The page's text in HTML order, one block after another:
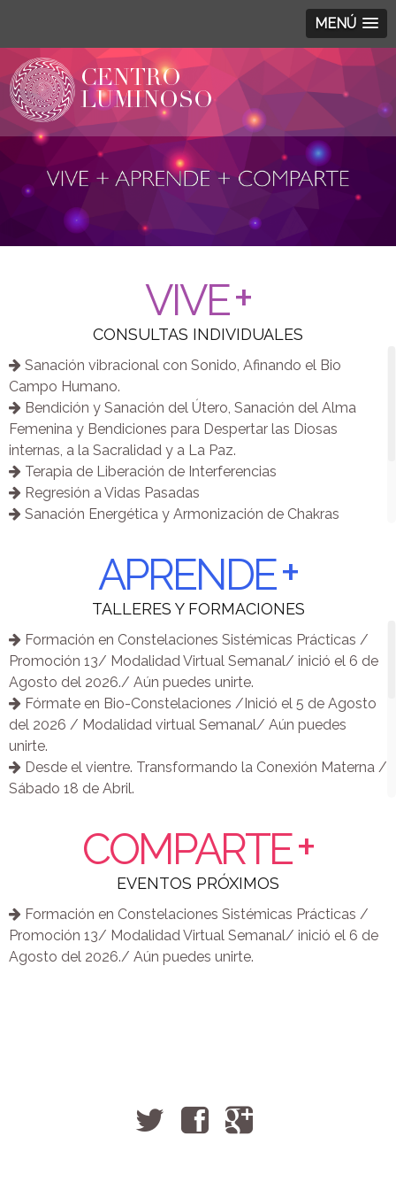
MENÚ
VIVE+
CONSULTAS INDIVIDUALES
Sanación vibracional con Sonido, Afinando el Bio
Campo Humano.
Bendición y Sanación del Útero, Sanación del Alma
Femenina y Bendiciones para Despertar las Diosas
internas, a la Sacralidad y a La Paz.
Terapia de Liberación de Interferencias
Regresión a Vidas Pasadas
Sanación Energética y Armonización de Chakras
Terapia de Descodificación Biológica de las
Enfermedades /Biodecoding
Constelaciones Individuales
APRENDE+
TALLERES Y FORMACIONES
Formación en Constelaciones Sistémicas Prácticas /
Promoción 13/ Modalidad Virtual Semanal/ inició el 6 de
Agosto del 2026./ Aún puedes unirte.
Fórmate en Bio-Constelaciones /Inició el 5 de Agosto
del 2026 / Modalidad virtual Semanal/ Aún puedes
unirte.
Desde el vientre. Transformando la Conexión Materna /
Sábado 18 de Abril.
El Sentido Positivo del Síntoma/ Descodificando el
mensaje oculto del Síntoma con Bioconstelaciones
(Descodificación Biológica + Constelaciones) /Presencial.
Diplomado en Terapia Arcangélica/Unificándote al
campo cuántico divino del amor cósmico.
Reconciliando con el Placer y la energía Primigenia /
taller presencial de Constelaciones Tántricas
COMPARTE+
EVENTOS PRÓXIMOS
Formación en Constelaciones Sistémicas Prácticas /
Promoción 13/ Modalidad Virtual Semanal/ inició el 6 de
Agosto del 2026./ Aún puedes unirte.